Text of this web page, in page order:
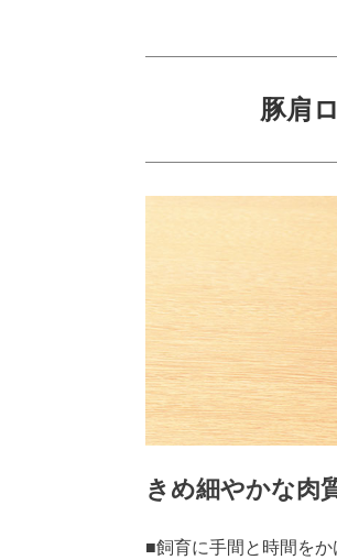
豚肩
きめ細やかな肉
■飼育に手間と時間をか